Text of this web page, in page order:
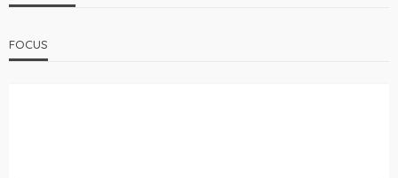
FOCUS